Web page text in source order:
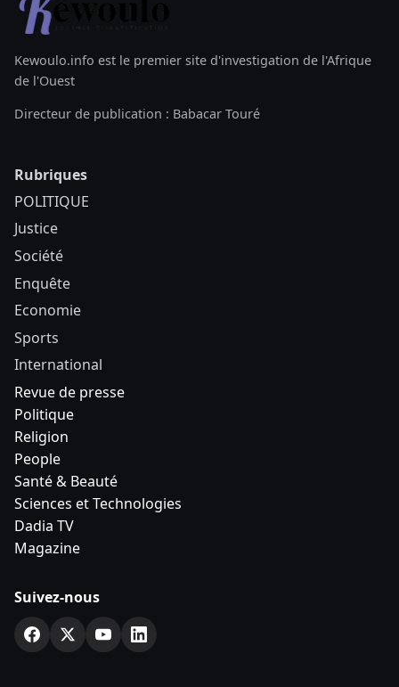
Kewoulo.info est le premier site d'investigation de l'Afrique
de l'Ouest
Directeur de publication : Babacar Touré
Rubriques
POLITIQUE
Justice
Société
Enquête
Economie
Sports
International
Revue de presse
Politique
Religion
People
Santé & Beauté
Sciences et Technologies
Dadia TV
Magazine
Suivez-nous